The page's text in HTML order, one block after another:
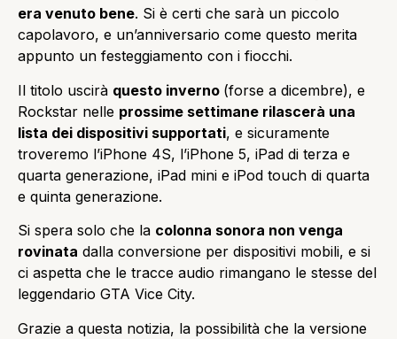
era venuto bene. Si è certi che sarà un piccolo
capolavoro, e un’anniversario come questo merita
appunto un festeggiamento con i fiocchi.
Il titolo uscirà questo inverno (forse a dicembre), e
Rockstar nelle prossime settimane rilascerà una
lista dei dispositivi supportati, e sicuramente
troveremo l’iPhone 4S, l’iPhone 5, iPad di terza e
quarta generazione, iPad mini e iPod touch di quarta
e quinta generazione.
Si spera solo che la colonna sonora non venga
rovinata dalla conversione per dispositivi mobili, e si
ci aspetta che le tracce audio rimangano le stesse del
leggendario GTA Vice City.
Grazie a questa notizia, la possibilità che la versione